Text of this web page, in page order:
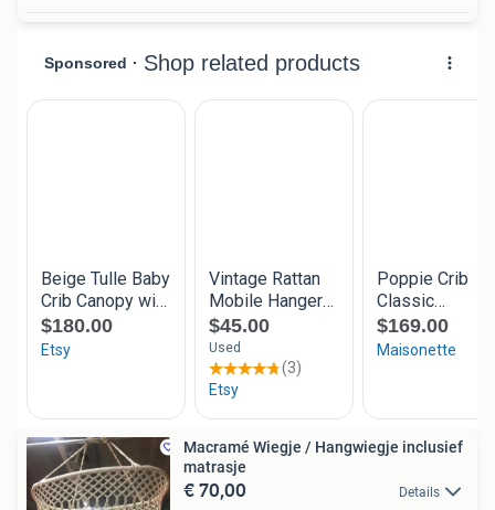
Macramé Wiegje / Hangwiegje inclusief
matrasje
€ 70,00 Details